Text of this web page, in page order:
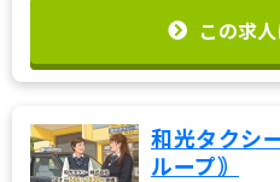
この求
和光タクシ
ループ｠